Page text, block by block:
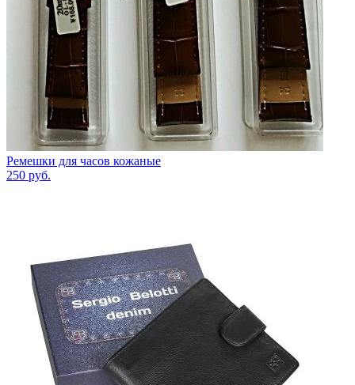
Ремешки для часов кожаные
250 руб.